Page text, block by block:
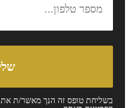
בשליחת טופס זה הנך מאשר/ת את